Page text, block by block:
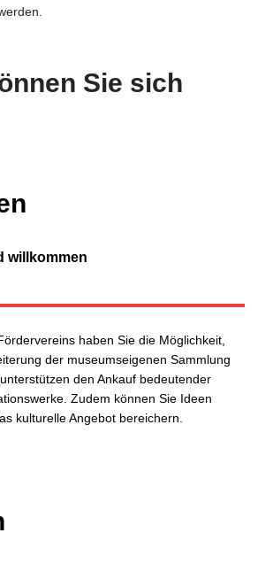
Sie sich
willkommen
haben Sie die Möglichkeit,
der museumseigenen Sammlung
den Ankauf bedeutender
Zudem können Sie Ideen
kulturelle Angebot bereichern.